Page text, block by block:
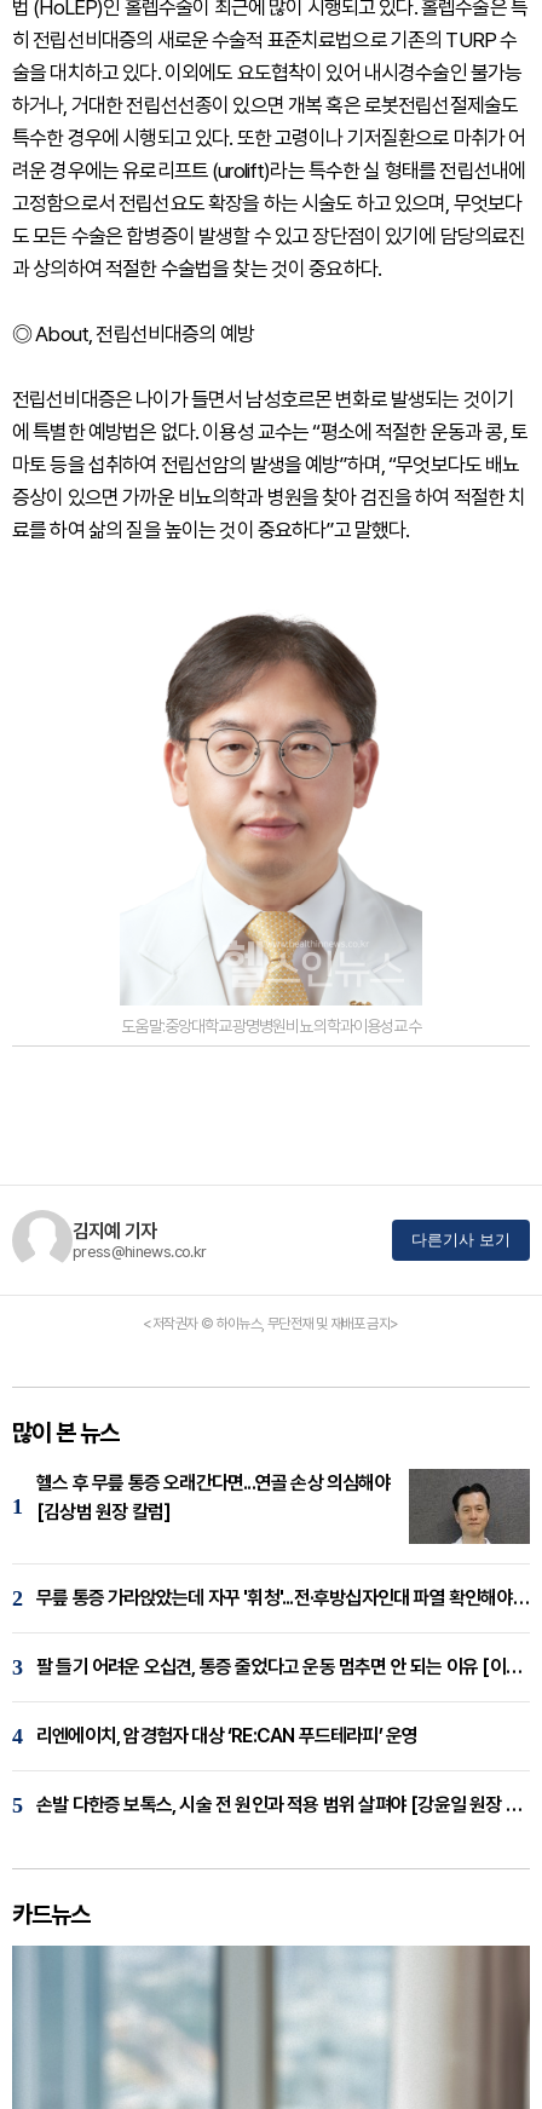
법 (HoLEP)인 홀렙수술이 최근에 많이 시행되고 있다. 홀렙수술은 특
히 전립선비대증의 새로운 수술적 표준치료법으로 기존의 TURP 수
술을 대치하고 있다. 이외에도 요도협착이 있어 내시경수술인 불가능
하거나, 거대한 전립선선종이 있으면 개복 혹은 로봇전립선절제술도
특수한 경우에 시행되고 있다. 또한 고령이나 기저질환으로 마취가 어
려운 경우에는 유로리프트 (urolift)라는 특수한 실 형태를 전립선내에
고정함으로서 전립선요도 확장을 하는 시술도 하고 있으며, 무엇보다
도 모든 수술은 합병증이 발생할 수 있고 장단점이 있기에 담당의료진
과 상의하여 적절한 수술법을 찾는 것이 중요하다.
◎ About, 전립선비대증의 예방
전립선비대증은 나이가 들면서 남성호르몬 변화로 발생되는 것이기
에 특별한 예방법은 없다. 이용성 교수는 “평소에 적절한 운동과 콩, 토
마토 등을 섭취하여 전립선암의 발생을 예방”하며, “무엇보다도 배뇨
증상이 있으면 가까운 비뇨의학과 병원을 찾아 검진을 하여 적절한 치
료를 하여 삶의 질을 높이는 것이 중요하다”고 말했다.
도움말:중앙대학교광명병원비뇨의학과이용성교수
김지예 기자
press@hinews.co.kr
다른기사 보기
<저작권자 © 하이뉴스, 무단전재 및 재배포 금지>
많이 본 뉴스
1
헬스 후 무릎 통증 오래간다면...연골 손상 의심해야
[김상범 원장 칼럼]
2 무릎 통증 가라앉았는데 자꾸 '휘청'...전·후방십자인대 파열 확인해야 [곽우경 원장 칼럼]
3 팔 들기 어려운 오십견, 통증 줄었다고 운동 멈추면 안 되는 이유 [이병욱 원장 칼럼]
4 리엔에이치, 암경험자 대상 ‘RE:CAN 푸드테라피’ 운영
5 손발 다한증 보톡스, 시술 전 원인과 적용 범위 살펴야 [강윤일 원장 칼럼]
카드뉴스